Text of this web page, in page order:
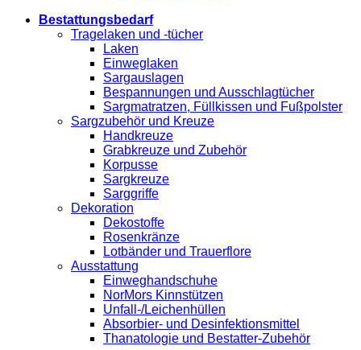
Bestattungsbedarf
Tragelaken und -tücher
Laken
Einweglaken
Sargauslagen
Bespannungen und Ausschlagtücher
Sargmatratzen, Füllkissen und Fußpolster
Sargzubehör und Kreuze
Handkreuze
Grabkreuze und Zubehör
Korpusse
Sargkreuze
Sarggriffe
Dekoration
Dekostoffe
Rosenkränze
Lotbänder und Trauerflore
Ausstattung
Einweghandschuhe
NorMors Kinnstützen
Unfall-/Leichenhüllen
Absorbier- und Desinfektionsmittel
Thanatologie und Bestatter-Zubehör